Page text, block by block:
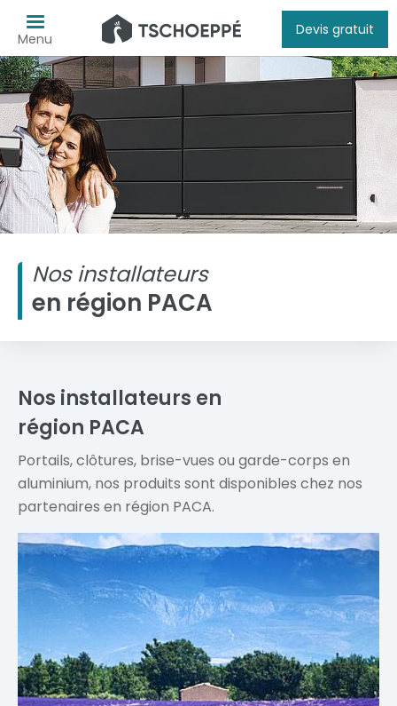
Menu
Devis gratuit
Nos installateurs
en région PACA
Nos installateurs en
région PACA
Portails, clôtures, brise-vues ou garde-corps en
aluminium, nos produits sont disponibles chez nos
partenaires en région PACA.